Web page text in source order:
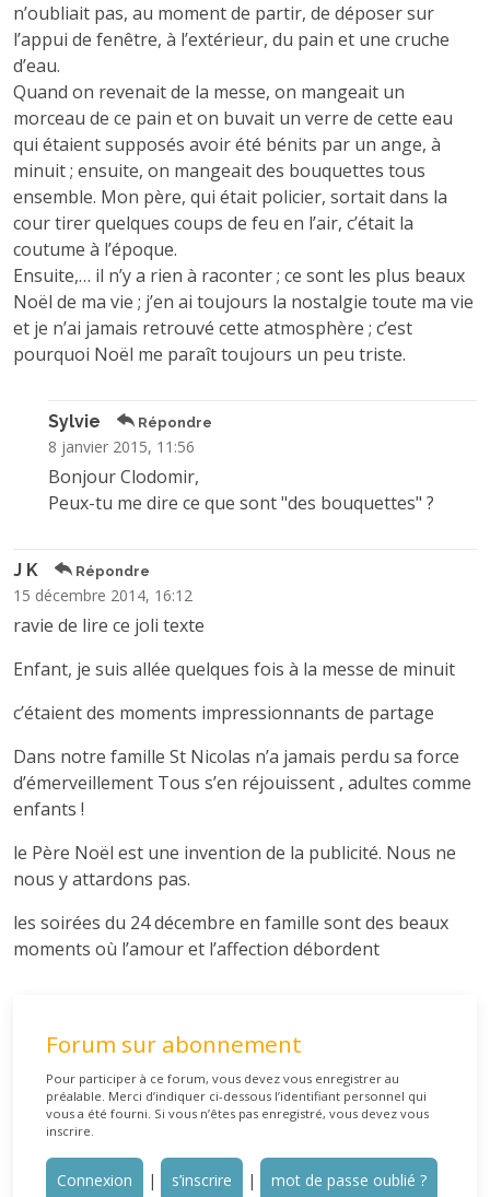
n’oubliait pas, au moment de partir, de déposer sur
l’appui de fenêtre, à l’extérieur, du pain et une cruche
d’eau.
Quand on revenait de la messe, on mangeait un
morceau de ce pain et on buvait un verre de cette eau
qui étaient supposés avoir été bénits par un ange, à
minuit ; ensuite, on mangeait des bouquettes tous
ensemble. Mon père, qui était policier, sortait dans la
cour tirer quelques coups de feu en l’air, c’était la
coutume à l’époque.
Ensuite,… il n’y a rien à raconter ; ce sont les plus beaux
Noël de ma vie ; j’en ai toujours la nostalgie toute ma vie
et je n’ai jamais retrouvé cette atmosphère ; c’est
pourquoi Noël me paraît toujours un peu triste.
Sylvie Répondre
8 janvier 2015, 11:56
Bonjour Clodomir,
Peux-tu me dire ce que sont "des bouquettes" ?
J K Répondre
15 décembre 2014, 16:12
ravie de lire ce joli texte
Enfant, je suis allée quelques fois à la messe de minuit
c’étaient des moments impressionnants de partage
Dans notre famille St Nicolas n’a jamais perdu sa force
d’émerveillement Tous s’en réjouissent , adultes comme
enfants !
le Père Noël est une invention de la publicité. Nous ne
nous y attardons pas.
les soirées du 24 décembre en famille sont des beaux
moments où l’amour et l’affection débordent
Forum sur abonnement
Pour participer à ce forum, vous devez vous enregistrer au
préalable. Merci d’indiquer ci-dessous l’identifiant personnel qui
vous a été fourni. Si vous n’êtes pas enregistré, vous devez vous
inscrire.
Connexion | s’inscrire | mot de passe oublié ?